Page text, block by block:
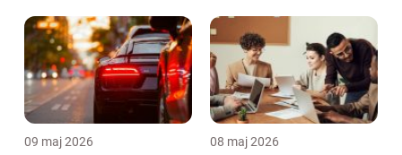
09 maj 2026 08 maj 2026